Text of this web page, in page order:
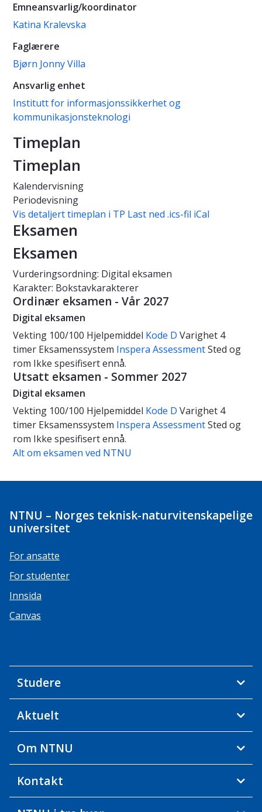
Emneansvarlig/koordinator
Katina Kralevska
Faglærere
Bjørn Jonny Villa
Ansvarlig enhet
Institutt for informasjonssikkerhet og
kommunikasjonsteknologi
Timeplan
Timeplan
Kalendervisning
Periodevisning
Vis detaljert timeplan i TP Last ned .ics-fil iCal
Eksamen
Eksamen
Vurderingsordning: Digital eksamen
Karakter: Bokstavkarakterer
Ordinær eksamen - Vår 2027
Digital eksamen
Vekting 100/100 Hjelpemiddel Kode D Varighet 4
timer Eksamenssystem Inspera AssessmentSted og
rom Ikke spesifisert ennå.
Utsatt eksamen - Sommer 2027
Digital eksamen
Vekting 100/100 Hjelpemiddel Kode D Varighet 4
timer Eksamenssystem Inspera AssessmentSted og
rom Ikke spesifisert ennå.
Alt om eksamen ved NTNU
NTNU – Norges teknisk-naturvitenskapelige
universitet
For ansatte
For studenter
Innsida
Canvas
Studere
Aktuelt
Om NTNU
Kontakt